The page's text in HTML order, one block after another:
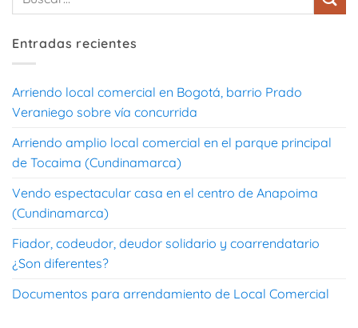
Entradas recientes
Arriendo local comercial en Bogotá, barrio Prado
Veraniego sobre vía concurrida
Arriendo amplio local comercial en el parque principal
de Tocaima (Cundinamarca)
Vendo espectacular casa en el centro de Anapoima
(Cundinamarca)
Fiador, codeudor, deudor solidario y coarrendatario
¿Son diferentes?
Documentos para arrendamiento de Local Comercial